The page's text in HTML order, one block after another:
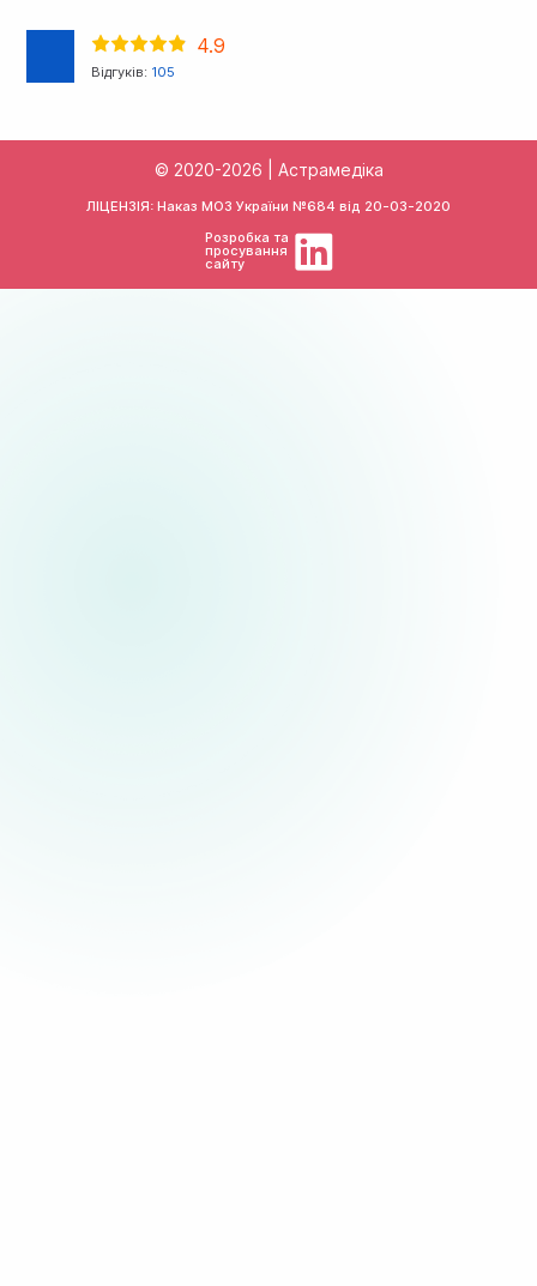
4.9
Відгуків: 105
© 2020-2026 | Астрамедіка
ЛІЦЕНЗІЯ: Наказ МОЗ України №684 від 20-03-2020
Розробка та
просування
сайту